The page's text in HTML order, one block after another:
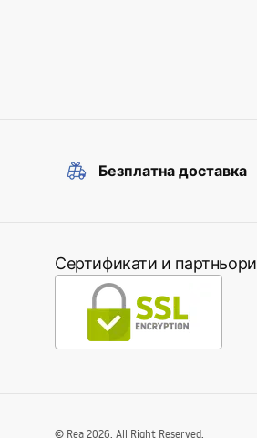
Безплатна доставка
Сертификати и партньори
© Rea 2026. All Right Reserved.